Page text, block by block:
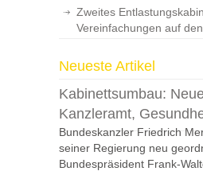
Zweites
Vereinfachungen auf
Neueste Artikel
Kabinettsumbau:
Kanzleramt,
Bundeskanzler Friedrich
seiner Regierung neu
Bundespräsident Frank-